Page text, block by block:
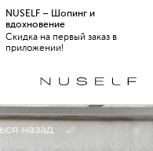
NUSELF – Шопинг и
вдохновение
Скидка на первый заказ в
приложении!
назад